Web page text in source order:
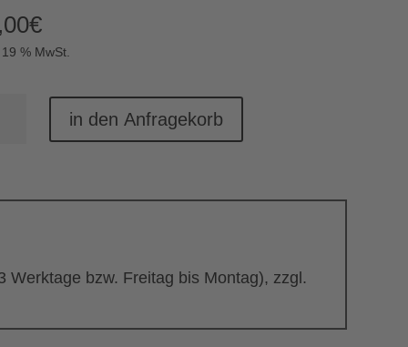
€
% MwSt.
in den Anfragekorb
bzw. Freitag bis Montag), zzgl.